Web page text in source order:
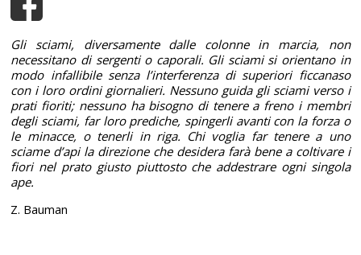
Gli sciami, diversamente dalle colonne in marcia, non
necessitano di sergenti o caporali. Gli sciami si orientano in
modo infallibile senza l’interferenza di superiori ficcanaso
con i loro ordini giornalieri. Nessuno guida gli sciami verso i
prati fioriti; nessuno ha bisogno di tenere a freno i membri
degli sciami, far loro prediche, spingerli avanti con la forza o
le minacce, o tenerli in riga. Chi voglia far tenere a uno
sciame d’api la direzione che desidera farà bene a coltivare i
fiori nel prato giusto piuttosto che addestrare ogni singola
ape.
Z. Bauman